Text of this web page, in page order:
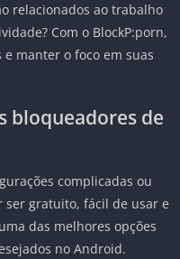
relacionados ao trabalho
Com o BlockP:porn,
manter o foco em suas
bloqueadores de
complicadas ou
ser gratuito, fácil de usar e
das melhores opções
no Android.